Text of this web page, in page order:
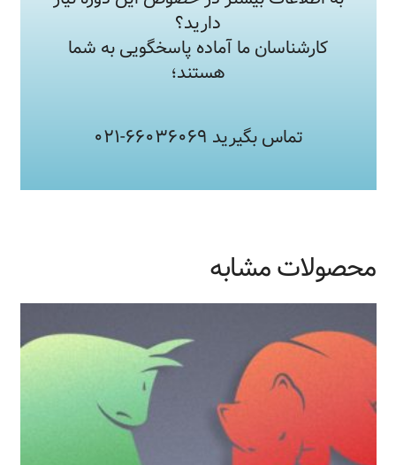
دارید؟
کارشناسان ما آماده پاسخگویی به شما
هستند؛
تماس بگیرید ۶۶۰۳۶۰۶۹-۰۲۱
محصولات مشابه